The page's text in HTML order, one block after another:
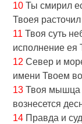
10 Ты смирил
Твоея
11 Твоя суть
исполнение ея
12 Север и
имени Твоем
13 Твоя мышца
вознесется
14 Правда и